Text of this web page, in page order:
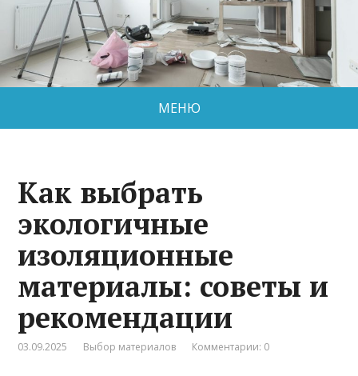
МЕНЮ
Как выбрать
экологичные
изоляционные
материалы: советы и
рекомендации
03.09.2025 Выбор материалов Комментарии: 0